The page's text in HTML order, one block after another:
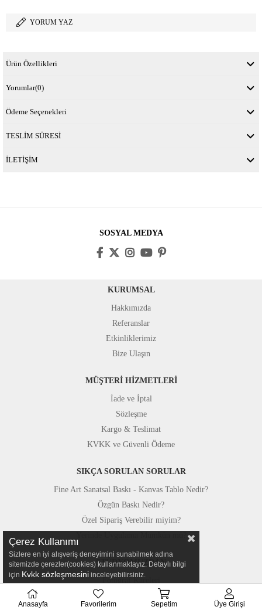
YORUM YAZ
Ürün Özellikleri
Yorumlar(0)
Ödeme Seçenekleri
TESLİM SÜRESİ
İLETİŞİM
SOSYAL MEDYA
KURUMSAL
Hakkımızda
Referanslar
Etkinliklerimiz
Bize Ulaşın
MÜŞTERİ HİZMETLERİ
İade ve İptal
Sözleşme
Kargo & Teslimat
KVKK ve Güvenli Ödeme
SIKÇA SORULAN SORULAR
Fine Art Sanatsal Baskı - Kanvas Tablo Nedir?
Özgün Baskı Nedir?
Özel Sipariş Verebilir miyim?
STÜDYOMUZDAN
Fotoğraf Kareleri
Basında Canvastar
Çerez Kullanımı
Sizlere en iyi alışveriş deneyimini sunabilmek adına
sitemizde çerezler(cookies) kullanmaktayız. Detaylı bilgi
için Kvkk sözleşmesini inceleyebilirsiniz.
Anasayfa Favorilerim Sepetim Üye Girişi